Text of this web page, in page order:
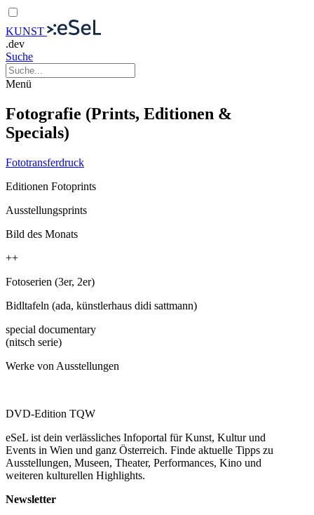
KUNST
.dev
Suche
Menü
Fotografie (Prints, Editionen &
Specials)
Fototransferdruck
Editionen Fotoprints
Ausstellungsprints
Bild des Monats
++
Fotoserien (3er, 2er)
Bidltafeln (ada, künstlerhaus didi sattmann)
special documentary
(nitsch serie)
Werke von Ausstellungen
DVD-Edition TQW
eSeL ist dein verlässliches Infoportal für Kunst, Kultur und
Events in Wien und ganz Österreich. Finde aktuelle Tipps zu
Ausstellungen, Museen, Theater, Performances, Kino und
weiteren kulturellen Highlights.
Newsletter